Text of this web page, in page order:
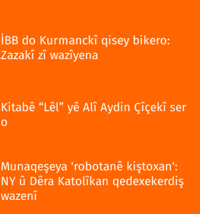
İBB do Kurmanckî qisey bikero:
Zazakî zî wazîyena
Kitabê “Lêl” yê Alî Aydin Çîçekî ser
o
Munaqeşeya 'robotanê kiştoxan':
NY û Dêra Katolîkan qedexekerdiş
wazenî